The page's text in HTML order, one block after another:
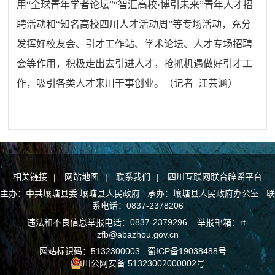
用“全球青年学者论坛”“智汇高校·博引未来”青年人才招
聘活动和“知名高校四川人才活动周”等专场活动，充分
发挥好校友会、引才工作站、学术论坛、人才专场招聘
会等作用，积极走出去引进人才，抢抓机遇做好引才工
作，吸引各类人才来川干事创业。（记者 江芸涵）
相关链接 | 网站地图 | 联系我们 |
四川互联网联合辟谣平台
主办：中共壤塘县委 壤塘县人民政府 承办：壤塘县人民政府办公室 联
系电话：0837-2378206
违法和不良信息举报电话：0837-2379296 举报邮箱：rt-
zfb@abazhou.gov.cn
网站标识码：5132300003 蜀ICP备19038488号
川公网安备 51323002000002号